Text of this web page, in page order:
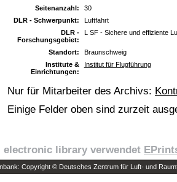
Seitenanzahl:
30
DLR - Schwerpunkt:
Luftfahrt
DLR -
Forschungsgebiet:
L SF - Sichere und effiziente
Standort:
Braunschweig
Institute &
Einrichtungen:
Institut für Flugführung
Nur für Mitarbeiter des Archivs:
Einige Felder oben sind zurzeit
electronic library verwendet
Copyright © Deutsches Zentrum für Luft- und